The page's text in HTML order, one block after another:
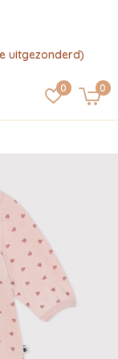
0 0
uitgezonderd)